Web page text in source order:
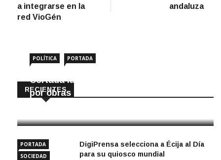
a integrarse en la
red VioGén
andaluza
RECIENTES
POLÍTICA PORTADA
Cortada la SE-9105 hacia La Montiela
por obras hasta final de año
PORTADA
SOCIEDAD
DigiPrensa selecciona a Écija al Día
para su quiosco mundial